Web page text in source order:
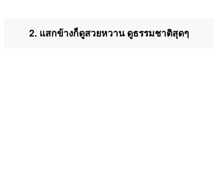
2. แสกข้างก็ดูสวยหวาน ดูธรรมชาติสุดๆ